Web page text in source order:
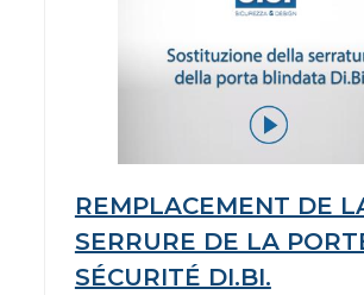
REMPLACEMENT DE
SERRURE DE LA
SÉCURITÉ DI.BI.